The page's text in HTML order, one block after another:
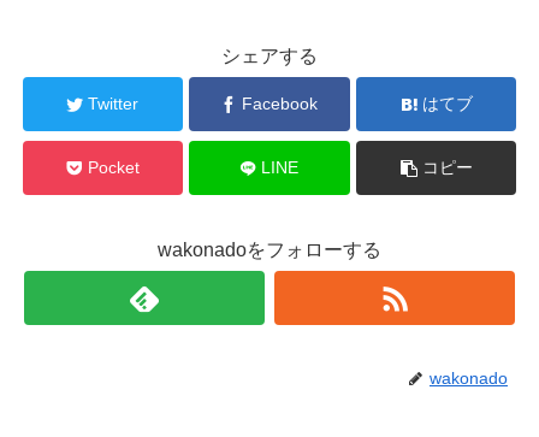
シェアする
Twitter Facebook はてブ
Pocket LINE コピー
wakonadoをフォローする
wakonado